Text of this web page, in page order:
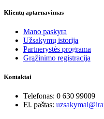
Klientų aptarnavimas
Mano paskyra
Užsakymų istorija
Partnerystės programa
Grąžinimo registracija
Kontaktai
Telefonas: 0 630 99009
El. paštas: